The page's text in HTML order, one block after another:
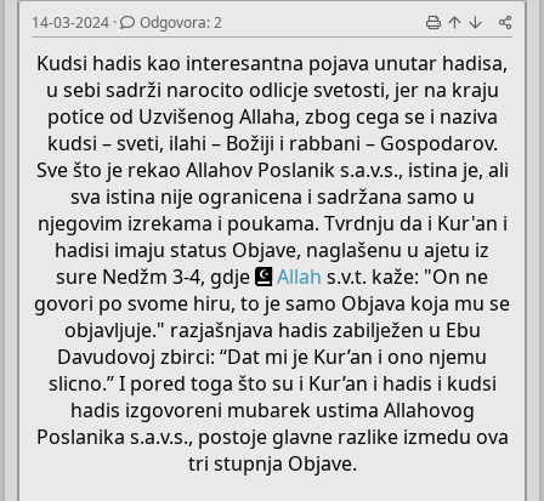
e
t
a
T
e
m
e
t
n
i
d
a
t
u
m
o
r
e
d
a
e
14-03-2024 Odgovora: 2
Kudsi hadis kao interesantna pojava unutar hadisa,
u sebi sadrži narocito odlicje svetosti, jer na kraju
potice od Uzvišenog Allaha, zbog cega se i naziva
kudsi – sveti, ilahi – Božiji i rabbani – Gospodarov.
Sve što je rekao Allahov Poslanik s.a.v.s., istina je, ali
sva istina nije ogranicena i sadržana samo u
njegovim izrekama i poukama. Tvrdnju da i Kur'an i
hadisi imaju status Objave, naglašenu u ajetu iz
sure Nedžm 3-4, gdje
Allah s.v.t. kaže: "On ne
govori po svome hiru, to je samo Objava koja mu se
objavljuje." razjašnjava hadis zabilježen u Ebu
Davudovoj zbirci: “Dat mi je Kur’an i ono njemu
slicno.” I pored toga što su i Kur’an i hadis i kudsi
hadis izgovoreni mubarek ustima Allahovog
Poslanika s.a.v.s., postoje glavne razlike izmedu ova
tri stupnja Objave.